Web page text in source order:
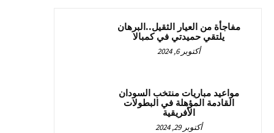
مفاجأة من العيار الثقيل..البرهان
يلتقي حميدتي في كمبالا
أكتوبر 6, 2024
مواعيد مباريات منتخب السودان
القادمة المؤهلة في البطولات
الأفريقية
أكتوبر 29, 2024